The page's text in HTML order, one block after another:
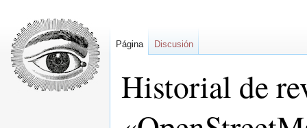
Historial de
Página Discusión